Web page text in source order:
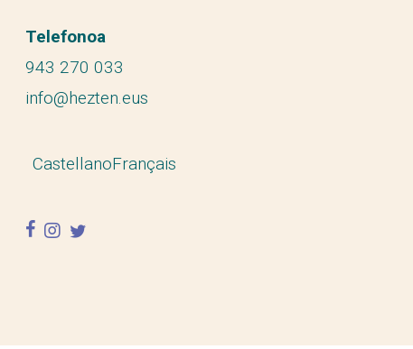
Telefonoa
943 270 033
info@hezten.eus
CastellanoFrançais
facebook
instagram
twitter